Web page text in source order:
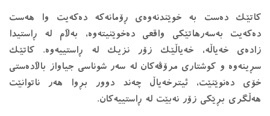
کاتێک دەست بە خوێندنەوەی ڕۆمانەکە دەکەیت وا هەست
دەکەیت بەسەرهاتێکی واقعی دەخوێنیتەوە، بەڵام لە ڕاستیدا
زادەی خەیاڵە، خەیاڵێک زۆر نزیک لە ڕاستییەوە. کاتێک
سڕینەوە و کوشتاری مرۆڤەکان لە سەر شوناسی جیاواز باڵادەستی
خۆی دەنوێنێت، ئیترخەیاڵ چەند دوور بڕوا هەر ناتوانێت
هەڵگری بڕێکی زۆر نەبێت لە ڕاستییەکان.